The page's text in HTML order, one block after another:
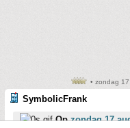
• zondag
SymbolicFrank
Opzondag 17